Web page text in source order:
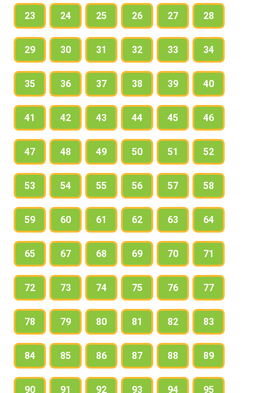
23 24 25 26 27 28
29 30 31 32 33 34
35 36 37 38 39 40
41 42 43 44 45 46
47 48 49 50 51 52
53 54 55 56 57 58
59 60 61 62 63 64
65 67 68 69 70 71
72 73 74 75 76 77
78 79 80 81 82 83
84 85 86 87 88 89
90 91 92 93 94 95